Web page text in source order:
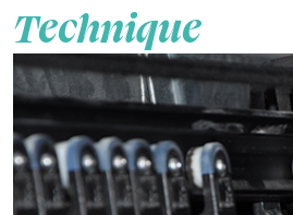
Technique